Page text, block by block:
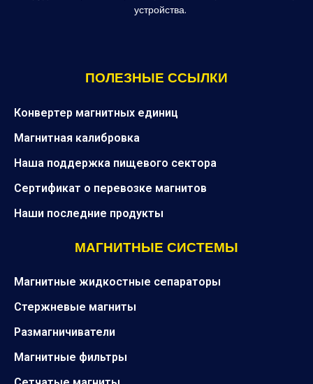
устройства.
ПОЛЕЗНЫЕ ССЫЛКИ
Конвертер магнитных единиц
Магнитная калибровка
Наша поддержка пищевого сектора
Сертификат о перевозке магнитов
Наши последние продукты
МАГНИТНЫЕ СИСТЕМЫ
Магнитные жидкостные сепараторы
Стержневые магниты
Размагничиватели
Магнитные фильтры